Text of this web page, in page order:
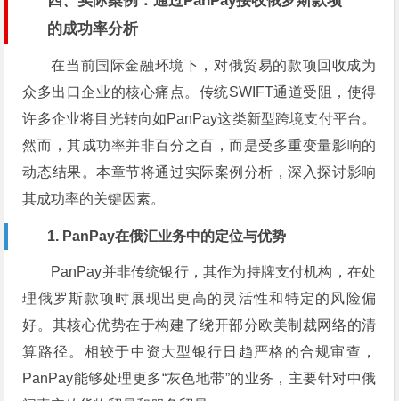
的成功率分析
在当前国际金融环境下，对俄贸易的款项回收成为
众多出口企业的核心痛点。传统SWIFT通道受阻，使得
许多企业将目光转向如PanPay这类新型跨境支付平台。
然而，其成功率并非百分之百，而是受多重变量影响的
动态结果。本章节将通过实际案例分析，深入探讨影响
其成功率的关键因素。
1. PanPay在俄汇业务中的定位与优势
PanPay并非传统银行，其作为持牌支付机构，在处
理俄罗斯款项时展现出更高的灵活性和特定的风险偏
好。其核心优势在于构建了绕开部分欧美制裁网络的清
算路径。相较于中资大型银行日趋严格的合规审查，
PanPay能够处理更多“灰色地带”的业务，主要针对中俄